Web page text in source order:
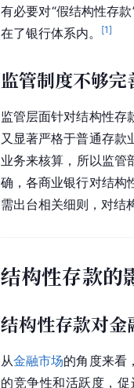
有必要对“假结构性存
在了银行体系内。
[1]
监管制度不够完
监管层面针对结构性存
又显著严格于普通存款
业务来核算，所以监管
确，各商业银行对结构
需出台相关细则，对结
结构性存款的
结构性存款对
从金融市场的角度来看
的竞争性和活跃度，